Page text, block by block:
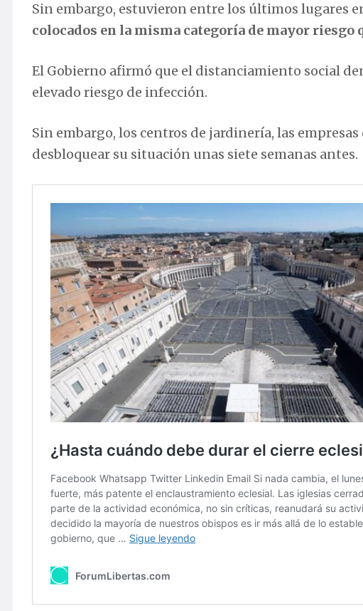
Sin embargo, estuvieron entre los últimos lugares
colocados en la misma categoría de mayor riesgo
El Gobierno afirmó que el distanciamiento social
elevado riesgo de infección.
Sin embargo, los centros de jardinería, las
desbloquear su situación unas siete semanas antes.